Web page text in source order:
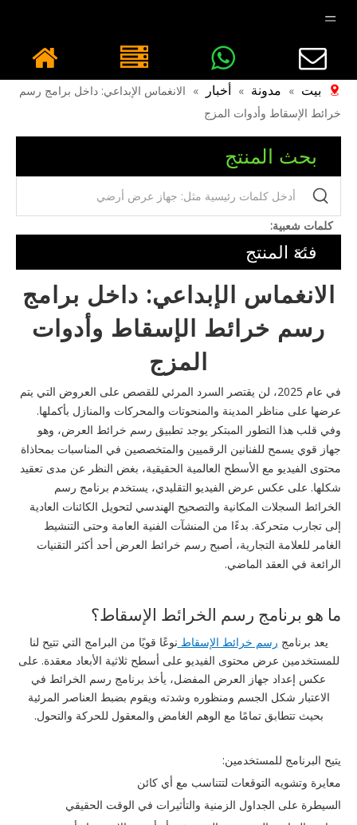
بيت » مدونة » أخبار » الانغماس الإبداعي: ​​داخل برامج رسم
خرائط الإسقاط وأدوات المزج
بحث المنتج
كلمات شعبية:
فئة المنتج
الانغماس الإبداعي: ​​داخل برامج
رسم خرائط الإسقاط وأدوات
المزج
في عام 2025، لن يقتصر السرد المرئي للقصص على العروض التي يتم
عرضها على مناظر المدينة والمنحوتات والمحركات والمنازل بأكملها.
وفي قلب هذا التطور المبتكر يوجد تطبيق رسم خرائط العرض، وهو
جهاز قوي يسمح للفنانين الرقميين والمتخصصين في المناسبات بمحاذاة
محتوى الفيديو مع الأسطح العالمية الحقيقية، بغض النظر عن مدى تعقيد
شكلها. على عكس عرض الفيديو التقليدي، يستخدم برنامج رسم
الخرائط السجلات المكانية والتصحيح الهندسي لتحويل الكائنات العادية
إلى تجارب متحركة. بدءًا من المنشآت الفنية العامة وحتى التنشيط
الغامر للعلامة التجارية، أصبح رسم خرائط العرض أحد أكثر التقنيات
الرائعة في العقد الماضي.
ما هو برنامج رسم الخرائط الإسقاط؟
يعد برنامج رسم خرائط الإسقاط نوعًا قويًا من البرامج التي تتيح لنا
للمستخدمين عرض محتوى الفيديو على أسطح ثلاثية الأبعاد معقدة. على
عكس إعداد جهاز العرض المفضل، يأخذ برنامج رسم الخرائط في
الاعتبار شكل الجسم ومنظوره وشدته ويقوم بضبط العناصر المرئية
بحيث تتطابق تمامًا مع الوهم الغامض والمعقول للحركة والتحول.
يتيح البرنامج للمستخدمين:
معايرة وتشويه التوقعات لتتناسب مع أي كائن
السيطرة على الجداول الزمنية والتأثيرات في الوقت الحقيقي